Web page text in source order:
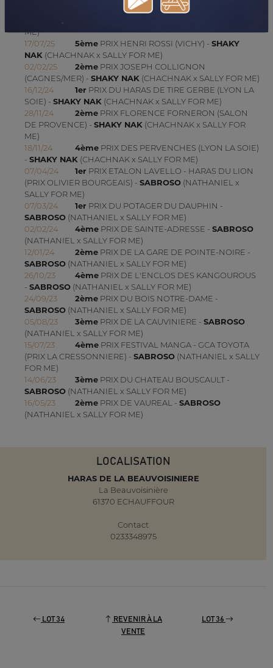
PRIX TRIPLE GALOP (PRIX DU HAMEL)
(CLAIREFONTAINE) -
ME)
17/07/25
5èmePRIX HENRI ROSSI (VICHY) - SHAKY
NAK(CHACHNAK x SALLY FOR ME)
02/02/25
2èmePRIX JOSEPH COLLIGNON
(CAGNES/MER) - SHAKY NAK(CHACHNAK x SALLY FOR ME)
16/12/24
1erPRIX DU HARAS DE TIRE GERBE (LYON LA
SOIE) - SHAKY NAK(CHACHNAK x SALLY FOR ME)
28/11/24
2èmePRIX FLORENCE FORNERON (SALON
DE PROVENCE) - SHAKY NAK(CHACHNAK x SALLY FOR
ME)
18/11/24
4èmePRIX DES PERVENCHES (LYON LA SOIE)
- SHAKY NAK(CHACHNAK x SALLY FOR ME)
07/04/24
1erPRIX ETALON LAVELLO - HARAS DU LION
(PRIX OLIVIER BOURGEAIS) - SABROSO(NATHANIEL x
SALLY FOR ME)
07/03/24
1erPRIX DU POTAGER DU DAUPHIN -
SABROSO(NATHANIEL x SALLY FOR ME)
02/02/24
4èmePRIX DE SAINTE-ADRESSE - SABROSO
(NATHANIEL x SALLY FOR ME)
12/01/24
2èmePRIX DE LA GARE DE POINTE-NOIRE -
SABROSO(NATHANIEL x SALLY FOR ME)
26/10/23
4èmePRIX DE L'ENCLOS DES KANGOUROUS
- SABROSO(NATHANIEL x SALLY FOR ME)
24/09/23
2èmePRIX DU BOIS NOTRE-DAME -
SABROSO(NATHANIEL x SALLY FOR ME)
05/08/23
3èmePRIX DE LA CAUVINIERE - SABROSO
(NATHANIEL x SALLY FOR ME)
15/07/23
4èmePRIX FESTIVAL MANGA - GCA TOYOTA
(PRIX LA CRESSONNIERE) - SABROSO(NATHANIEL x SALLY
FOR ME)
14/06/23
3èmePRIX DU CHATEAU BOUSCAULT -
SABROSO(NATHANIEL x SALLY FOR ME)
16/05/23
2èmePRIX DE VAUREAL - SABROSO
(NATHANIEL x SALLY FOR ME)
LOCALISATION
HARAS DE LA BEAUVOISINIERE
La Beauvoisinière
61370 ECHAUFFOUR
Contact
0233348975
LOT 34
REVENIR À LA
VENTE
LOT 36